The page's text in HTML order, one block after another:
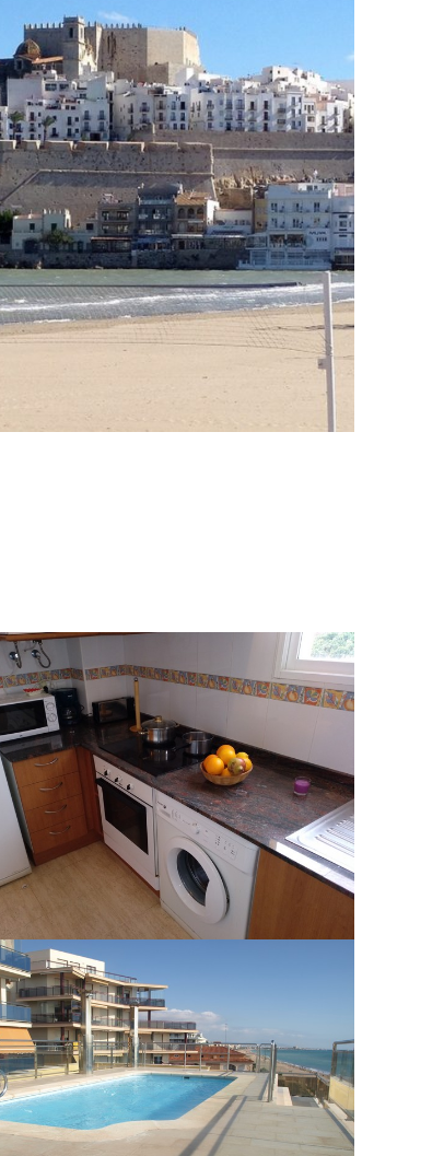
Salon
Au salon TV Led de 40″ avec
des Wifi, Chaîne françaises...
Table Terrasse
Table dans terrasse
ensoleille pour faire les
repas....